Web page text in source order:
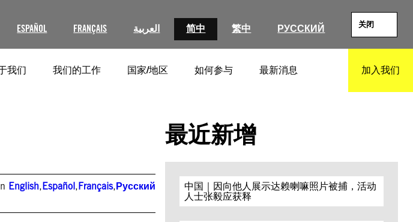
ESPAÑOL FRANÇAIS العربية 简中 繁中 РУССКИЙ 关闭
我们 我们的工作 国家/地区 如何参与 最新消息 加入我们
English,Español,Français,Русский
最近新增
中国｜因向他人展示达赖喇嘛照片被捕，活动
人士张毅应获释